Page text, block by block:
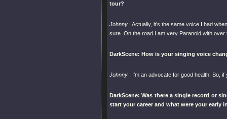
tour?
Johnny : Actually, it’s the same voice I had
sure. On the road I am very Paranoid with
DarkScene: How is your singing voice
Johnny : I’m an advocate for good health. So,
DarkScene: Was there a single record or
start your career and what were your early